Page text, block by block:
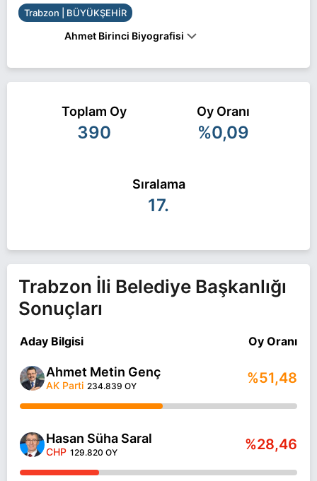
Trabzon | BÜYÜKŞEHİR
Ahmet Birinci Biyografisi
başkan adayı olarak TKP ile 31 Mart 2024 yerel
seçimlerinde yarışıyor. Ahmet Birinci ile ilgili daha
fazla bilgi için
Ahmet Birinci Haberlerisayfamızı
Toplam Oy
390
Oy Oranı
%0,09
Sıralama
17.
Trabzon İli Belediye Başkanlığı
Sonuçları
Aday Bilgisi Oy Oranı
Ahmet Metin Genç
AK Parti 234.839 OY %51,48
Hasan Süha Saral
CHP 129.820 OY %28,46